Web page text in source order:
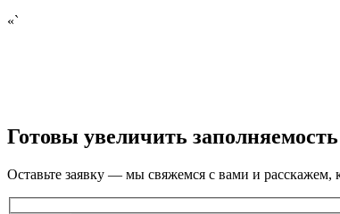
«`
Готовы увеличить
Оставьте заявку — мы свяжемся с вами и расскажем,